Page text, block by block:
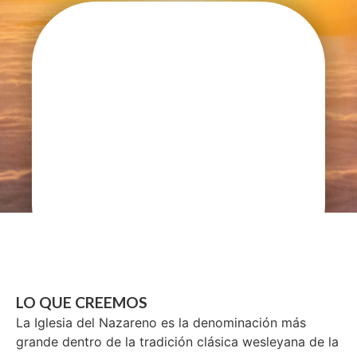
LO QUE CREEMOS
La Iglesia del Nazareno es la denominación más
grande dentro de la tradición clásica wesleyana de la